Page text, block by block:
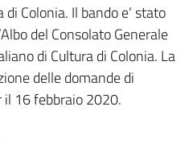
Colonia. Il bando e‘ stato
del Consolato Generale
di Cultura di Colonia. La
delle domande di
il 16 febbraio 2020.